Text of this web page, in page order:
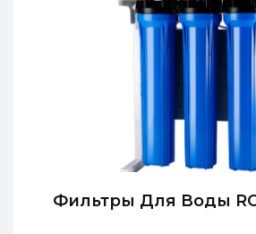
Фильтры Для Воды